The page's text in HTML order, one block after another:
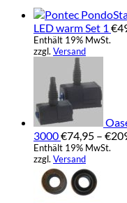
LED warm Set 1 €
Enthält 19% MwSt.
zzgl. Versand
3000€74,95 – €
Enthält 19% MwSt.
zzgl. Versand